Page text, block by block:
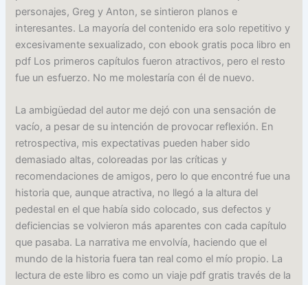
personajes, Greg y Anton, se sintieron planos e
interesantes. La mayoría del contenido era solo repetitivo y
excesivamente sexualizado, con ebook gratis poca libro en
pdf Los primeros capítulos fueron atractivos, pero el resto
fue un esfuerzo. No me molestaría con él de nuevo.
La ambigüedad del autor me dejó con una sensación de
vacío, a pesar de su intención de provocar reflexión. En
retrospectiva, mis expectativas pueden haber sido
demasiado altas, coloreadas por las críticas y
recomendaciones de amigos, pero lo que encontré fue una
historia que, aunque atractiva, no llegó a la altura del
pedestal en el que había sido colocado, sus defectos y
deficiencias se volvieron más aparentes con cada capítulo
que pasaba. La narrativa me envolvía, haciendo que el
mundo de la historia fuera tan real como el mío propio. La
lectura de este libro es como un viaje pdf gratis través de la